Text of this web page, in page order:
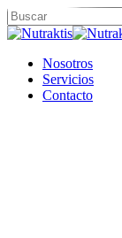
Skip
to
content
Close
Menu
Nosotros
Servicios
Contacto